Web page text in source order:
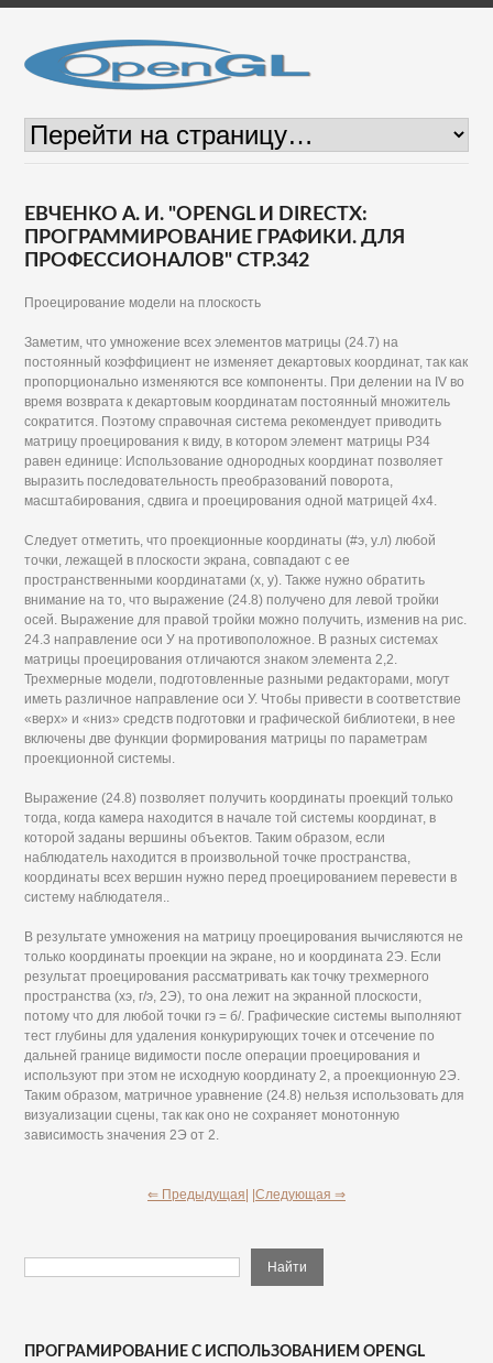
ЕВЧЕНКО А. И. "OPENGL И DIRECTX:
ПРОГРАММИРОВАНИЕ ГРАФИКИ. ДЛЯ
ПРОФЕССИОНАЛОВ" СТР.342
Проецирование модели на плоскость
Заметим, что умножение всех элементов матрицы (24.7) на
постоянный коэффициент не изменяет декартовых координат, так как
пропорционально изменяются все компоненты. При делении на IV во
время возврата к декартовым координатам постоянный множитель
сократится. Поэтому справочная система рекомендует приводить
матрицу проецирования к виду, в котором элемент матрицы Р34
равен единице: Использование однородных координат позволяет
выразить последовательность преобразований поворота,
масштабирования, сдвига и проецирования одной матрицей 4x4.
Следует отметить, что проекционные координаты (#э, у.л) любой
точки, лежащей в плоскости экрана, совпадают с ее
пространственными координатами (х, у). Также нужно обратить
внимание на то, что выражение (24.8) получено для левой тройки
осей. Выражение для правой тройки можно получить, изменив на рис.
24.3 направление оси У на противоположное. В разных системах
матрицы проецирования отличаются знаком элемента 2,2.
Трехмерные модели, подготовленные разными редакторами, могут
иметь различное направление оси У. Чтобы привести в соответствие
«верх» и «низ» средств подготовки и графической библиотеки, в нее
включены две функции формирования матрицы по параметрам
проекционной системы.
Выражение (24.8) позволяет получить координаты проекций только
тогда, когда камера находится в начале той системы координат, в
которой заданы вершины объектов. Таким образом, если
наблюдатель находится в произвольной точке пространства,
координаты всех вершин нужно перед проецированием перевести в
систему наблюдателя..
В результате умножения на матрицу проецирования вычисляются не
только координаты проекции на экране, но и координата 2Э. Если
результат проецирования рассматривать как точку трехмерного
пространства (хэ, г/э, 2Э), то она лежит на экранной плоскости,
потому что для любой точки гэ = б/. Графические системы выполняют
тест глубины для удаления конкурирующих точек и отсечение по
дальней границе видимости после операции проецирования и
используют при этом не исходную координату 2, а проекционную 2Э.
Таким образом, матричное уравнение (24.8) нельзя использовать для
визуализации сцены, так как оно не сохраняет монотонную
зависимость значения 2Э от 2.
⇐ Предыдущая| |Следующая ⇒
ПРОГРАМИРОВАНИЕ С ИСПОЛЬЗОВАНИЕМ OPENGL